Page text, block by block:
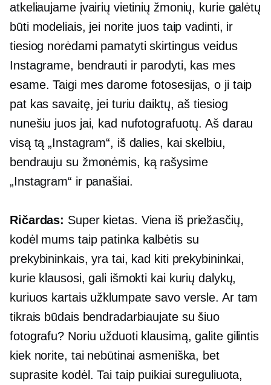
atkeliaujame įvairių vietinių žmonių, kurie galėtų
būti modeliais, jei norite juos taip vadinti, ir
tiesiog norėdami pamatyti skirtingus veidus
Instagrame, bendrauti ir parodyti, kas mes
esame. Taigi mes darome fotosesijas, o ji taip
pat kas savaitę, jei turiu daiktų, aš tiesiog
nunešiu juos jai, kad nufotografuotų. Aš darau
visą tą „Instagram“, iš dalies, kai skelbiu,
bendrauju su žmonėmis, ką rašysime
„Instagram“ ir panašiai.
Ričardas: Super kietas. Viena iš priežasčių,
kodėl mums taip patinka kalbėtis su
prekybininkais, yra tai, kad kiti prekybininkai,
kurie klausosi, gali išmokti kai kurių dalykų,
kuriuos kartais užklumpate savo versle. Ar tam
tikrais būdais bendradarbiaujate su šiuo
fotografu? Noriu užduoti klausimą, galite gilintis
kiek norite, tai nebūtinai asmeniška, bet
suprasite kodėl. Tai taip puikiai sureguliuota,